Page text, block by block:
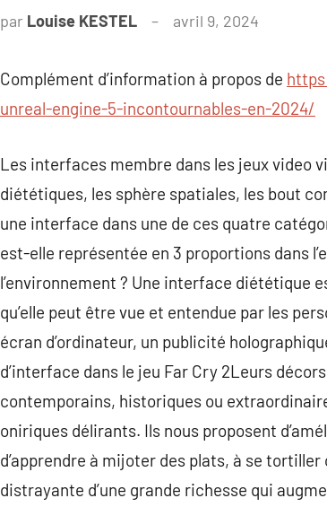
par Louise KESTEL avril 9, 2024
Complément d’information à propos de
unreal-engine-5-incontournables-en-2024/
Les interfaces membre dans les jeux video
diététiques, les sphère spatiales, les bout
une interface dans une de ces quatre
est-elle représentée en 3 proportions dans
l’environnement ? Une interface diététique
qu’elle peut être vue et entendue par les
écran d’ordinateur, un publicité
d’interface dans le jeu Far Cry 2Leurs
contemporains, historiques ou
oniriques délirants. Ils nous proposent
d’apprendre à mijoter des plats, à se
distrayante d’une grande richesse qui